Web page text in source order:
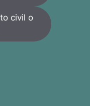
civil o